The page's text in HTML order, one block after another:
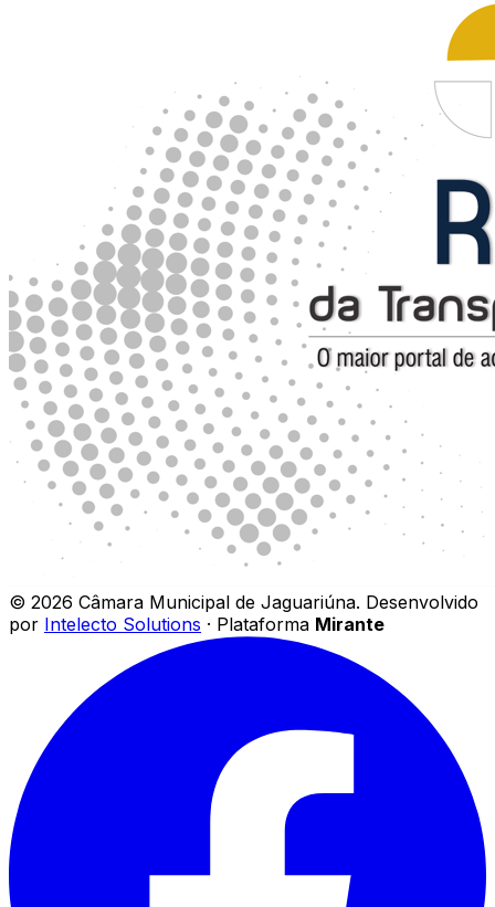
© 2026 Câmara Municipal de Jaguariúna. Desenvolvido
por Intelecto Solutions · Plataforma Mirante